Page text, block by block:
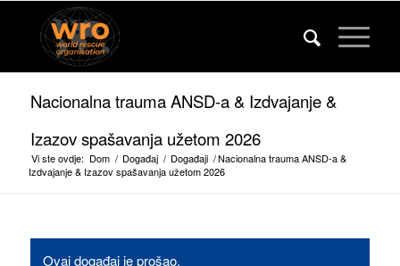
Nacionalna trauma ANSD-a & Izdvajanje &
Izazov spašavanja užetom 2026
Vi ste ovdje: Dom / Događaj / Događaji /Nacionalna trauma ANSD-a &
Izdvajanje & Izazov spašavanja užetom 2026
Ovaj događaj je prošao.